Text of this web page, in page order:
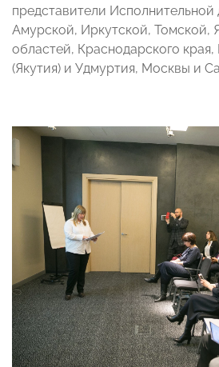
представители Исполнительной
Амурской, Иркутской, Томской,
областей, Краснодарского
(Якутия) и Удмуртия, Москвы и